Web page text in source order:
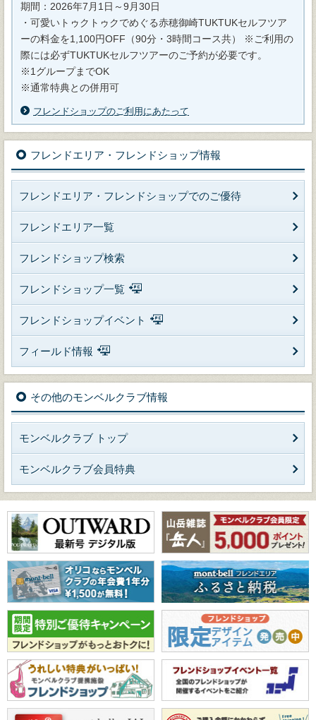
期間：2026年7月1日～9月30日
・可愛いトゥクトゥクでめぐる赤穂御崎TUKTUKセルフツア
ーの料金を1,100円OFF（90分・3時間コース共） ※ご利用の
際には必ずTUKTUKセルフツアーのご予約が必要です。
※1グループまでOK
※通常特典との併用可
フレンドショップのご利用にあたって
フレンドエリア・フレンドショップ情報
フレンドエリア・フレンドショップでのご優待
フレンドエリア一覧
フレンドショップ検索
フレンドショップ一覧
フレンドショップイベント
フィールド情報
その他のモンベルクラブ情報
モンベルクラブ トップ
モンベルクラブ会員特典